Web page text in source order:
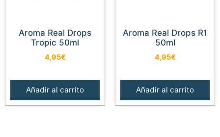
Aroma Real Drops
Tropic 50ml
4,95€
Añadir al carrito
Aroma Real Drops R1
50ml
4,95€
Añadir al carrito